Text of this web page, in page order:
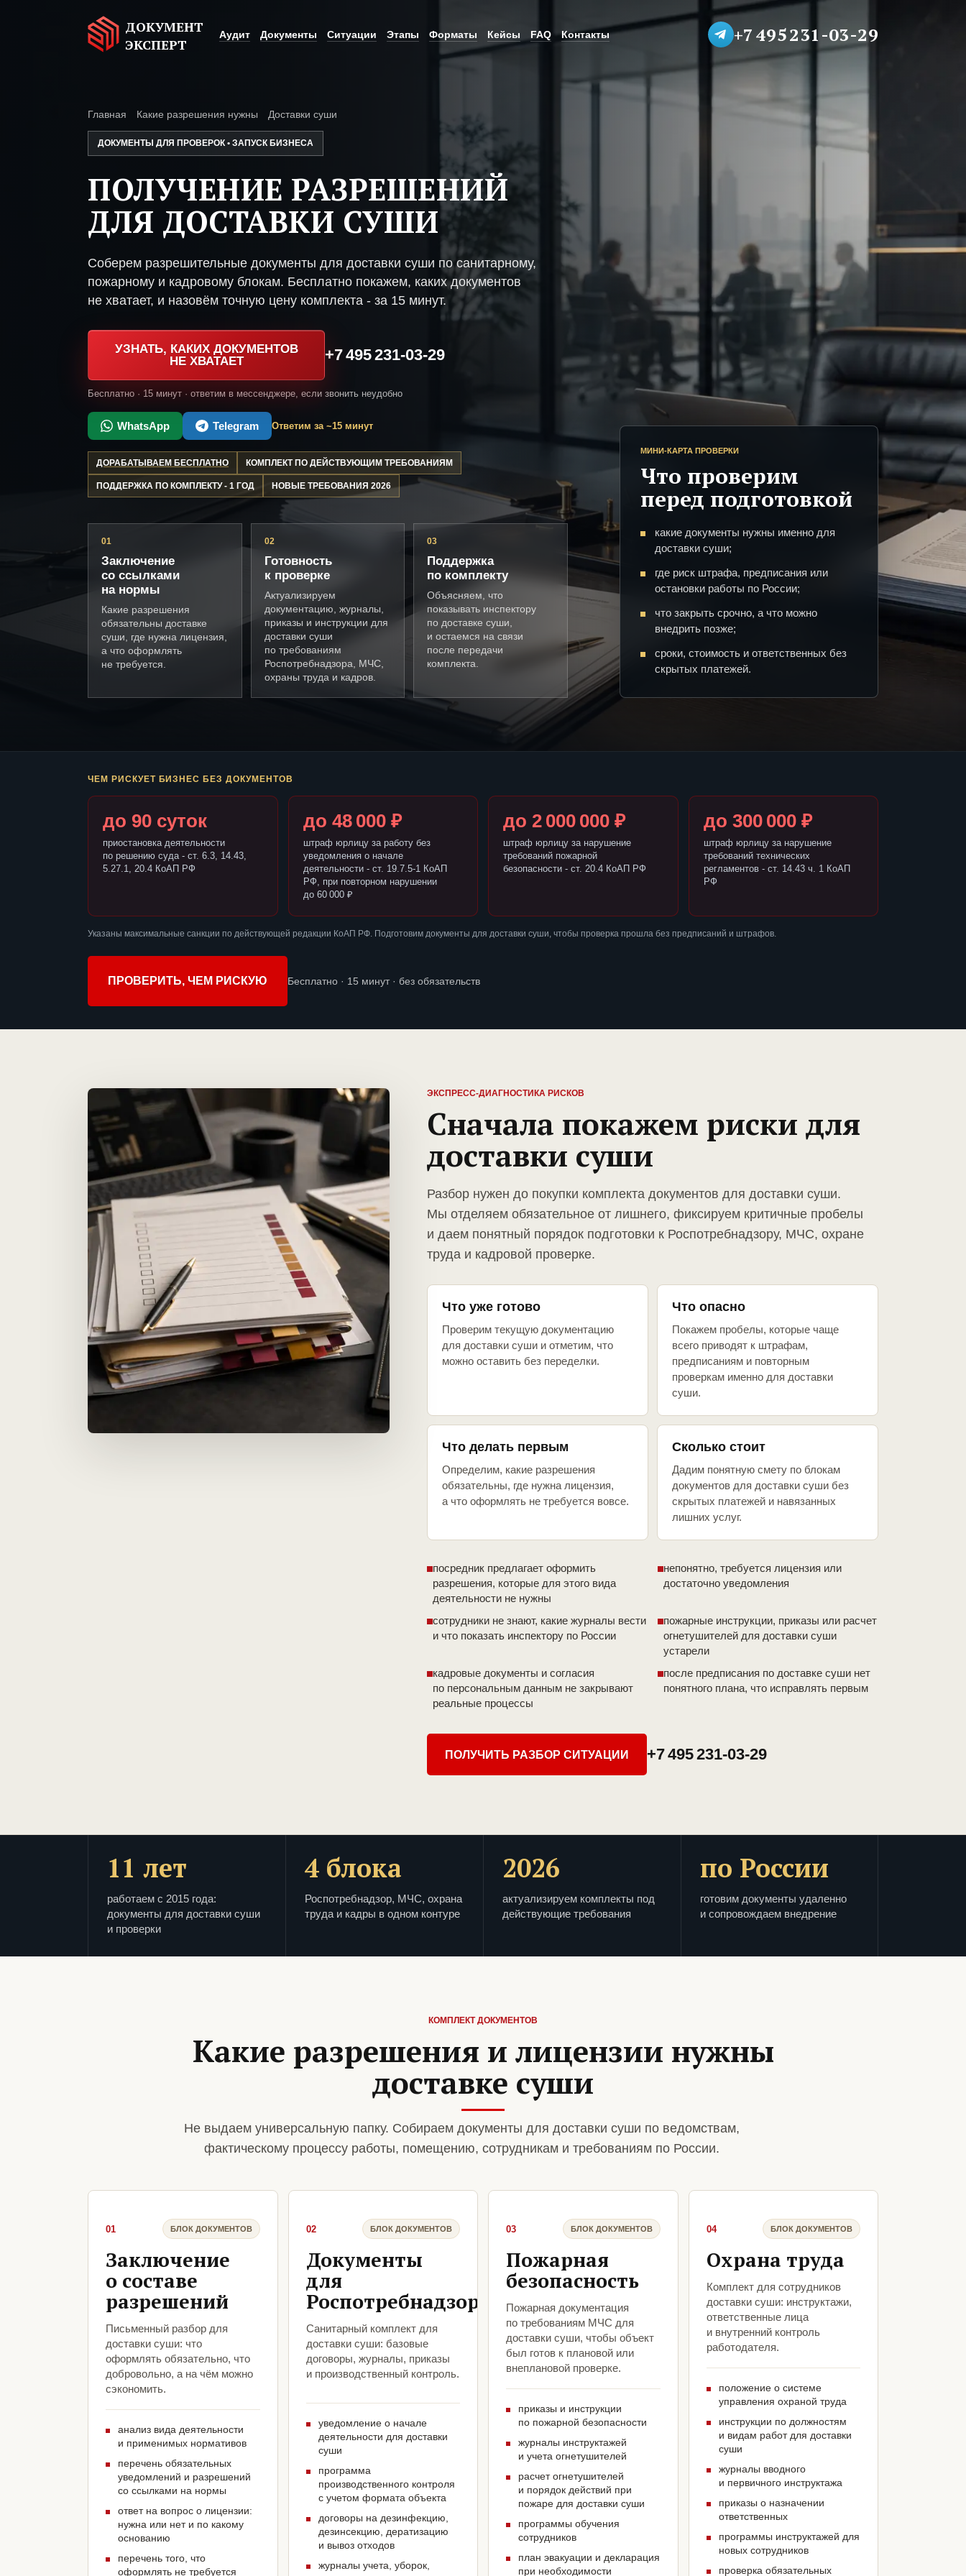
ДОКУМЕНТ
ЭКСПЕРТ
Аудит Документы Ситуации Этапы Форматы Кейсы FAQ Контакты +7 495 231-03-29
Главная Какие разрешения нужны Доставки суши
ДОКУМЕНТЫ ДЛЯ ПРОВЕРОК • ЗАПУСК БИЗНЕСА
ПОЛУЧЕНИЕ РАЗРЕШЕНИЙ
ДЛЯ ДОСТАВКИ СУШИ
Соберем разрешительные документы для доставки суши по санитарному,
пожарному и кадровому блокам. Бесплатно покажем, каких документов
не хватает, и назовём точную цену комплекта - за 15 минут.
УЗНАТЬ, КАКИХ ДОКУМЕНТОВ
НЕ ХВАТАЕТ
+7 495 231-03-29
Бесплатно · 15 минут · ответим в мессенджере, если звонить неудобно
WhatsApp Telegram Ответим за ~15 минут
ДОРАБАТЫВАЕМ БЕСПЛАТНО КОМПЛЕКТ ПО ДЕЙСТВУЮЩИМ ТРЕБОВАНИЯМ
ПОДДЕРЖКА ПО КОМПЛЕКТУ - 1 ГОД НОВЫЕ ТРЕБОВАНИЯ 2026
01
Заключение
со ссылками
на нормы
Какие разрешения
обязательны доставке
суши, где нужна лицензия,
а что оформлять
не требуется.
02
Готовность
к проверке
Актуализируем
документацию, журналы,
приказы и инструкции для
доставки суши
по требованиям
Роспотребнадзора, МЧС,
охраны труда и кадров.
03
Поддержка
по комплекту
Объясняем, что
показывать инспектору
по доставке суши,
и остаемся на связи
после передачи
комплекта.
МИНИ-КАРТА ПРОВЕРКИ
Что проверим
перед подготовкой
какие документы нужны именно для
доставки суши;
где риск штрафа, предписания или
остановки работы по России;
что закрыть срочно, а что можно
внедрить позже;
сроки, стоимость и ответственных без
скрытых платежей.
ЧЕМ РИСКУЕТ БИЗНЕС БЕЗ ДОКУМЕНТОВ
до 90 суток
приостановка деятельности
по решению суда - ст. 6.3, 14.43,
5.27.1, 20.4 КоАП РФ
до 48 000 ₽
штраф юрлицу за работу без
уведомления о начале
деятельности - ст. 19.7.5-1 КоАП
РФ, при повторном нарушении
до 60 000 ₽
до 2 000 000 ₽
штраф юрлицу за нарушение
требований пожарной
безопасности - ст. 20.4 КоАП РФ
до 300 000 ₽
штраф юрлицу за нарушение
требований технических
регламентов - ст. 14.43 ч. 1 КоАП
РФ
Указаны максимальные санкции по действующей редакции КоАП РФ. Подготовим документы для доставки суши, чтобы проверка прошла без предписаний и штрафов.
ПРОВЕРИТЬ, ЧЕМ РИСКУЮ Бесплатно · 15 минут · без обязательств
ЭКСПРЕСС-ДИАГНОСТИКА РИСКОВ
Сначала покажем риски для
доставки суши
Разбор нужен до покупки комплекта документов для доставки суши.
Мы отделяем обязательное от лишнего, фиксируем критичные пробелы
и даем понятный порядок подготовки к Роспотребнадзору, МЧС, охране
труда и кадровой проверке.
Что уже готово
Проверим текущую документацию
для доставки суши и отметим, что
можно оставить без переделки.
Что опасно
Покажем пробелы, которые чаще
всего приводят к штрафам,
предписаниям и повторным
проверкам именно для доставки
суши.
Что делать первым
Определим, какие разрешения
обязательны, где нужна лицензия,
а что оформлять не требуется вовсе.
Сколько стоит
Дадим понятную смету по блокам
документов для доставки суши без
скрытых платежей и навязанных
лишних услуг.
посредник предлагает оформить
разрешения, которые для этого вида
деятельности не нужны
непонятно, требуется лицензия или
достаточно уведомления
сотрудники не знают, какие журналы вести
и что показать инспектору по России
пожарные инструкции, приказы или расчет
огнетушителей для доставки суши
устарели
кадровые документы и согласия
по персональным данным не закрывают
реальные процессы
после предписания по доставке суши нет
понятного плана, что исправлять первым
ПОЛУЧИТЬ РАЗБОР СИТУАЦИИ +7 495 231-03-29
11 лет
работаем с 2015 года:
документы для доставки суши
и проверки
4 блока
Роспотребнадзор, МЧС, охрана
труда и кадры в одном контуре
2026
актуализируем комплекты под
действующие требования
по России
готовим документы удаленно
и сопровождаем внедрение
КОМПЛЕКТ ДОКУМЕНТОВ
Какие разрешения и лицензии нужны
доставке суши
Не выдаем универсальную папку. Собираем документы для доставки суши по ведомствам,
фактическому процессу работы, помещению, сотрудникам и требованиям по России.
01 БЛОК ДОКУМЕНТОВ
Заключение
о составе
разрешений
Письменный разбор для
доставки суши: что
оформлять обязательно, что
добровольно, а на чём можно
сэкономить.
анализ вида деятельности
и применимых нормативов
перечень обязательных
уведомлений и разрешений
со ссылками на нормы
ответ на вопрос о лицензии:
нужна или нет и по какому
основанию
перечень того, что
оформлять не требуется
02 БЛОК ДОКУМЕНТОВ
Документы
для
Роспотребнадзора
Санитарный комплект для
доставки суши: базовые
договоры, журналы, приказы
и производственный контроль.
уведомление о начале
деятельности для доставки
суши
программа
производственного контроля
с учетом формата объекта
договоры на дезинфекцию,
дезинсекцию, дератизацию
и вывоз отходов
журналы учета, уборок,
03 БЛОК ДОКУМЕНТОВ
Пожарная
безопасность
Пожарная документация
по требованиям МЧС для
доставки суши, чтобы объект
был готов к плановой или
внеплановой проверке.
приказы и инструкции
по пожарной безопасности
журналы инструктажей
и учета огнетушителей
расчет огнетушителей
и порядок действий при
пожаре для доставки суши
программы обучения
сотрудников
план эвакуации и декларация
при необходимости
04 БЛОК ДОКУМЕНТОВ
Охрана труда
Комплект для сотрудников
доставки суши: инструктажи,
ответственные лица
и внутренний контроль
работодателя.
положение о системе
управления охраной труда
инструкции по должностям
и видам работ для доставки
суши
журналы вводного
и первичного инструктажа
приказы о назначении
ответственных
программы инструктажей для
новых сотрудников
проверка обязательных